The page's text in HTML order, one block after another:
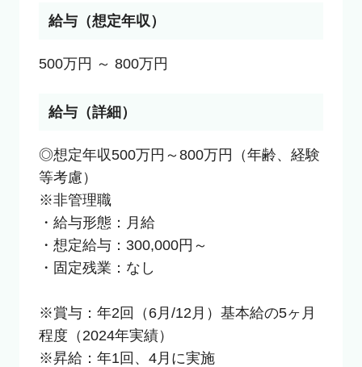
給与（想定年収）
500万円 ～ 800万円
給与（詳細）
◎想定年収500万円～800万円（年齢、経験
等考慮）
※非管理職
・給与形態：月給
・想定給与：300,000円～
・固定残業：なし
※賞与：年2回（6月/12月）基本給の5ヶ月
程度（2024年実績）
※昇給：年1回、4月に実施